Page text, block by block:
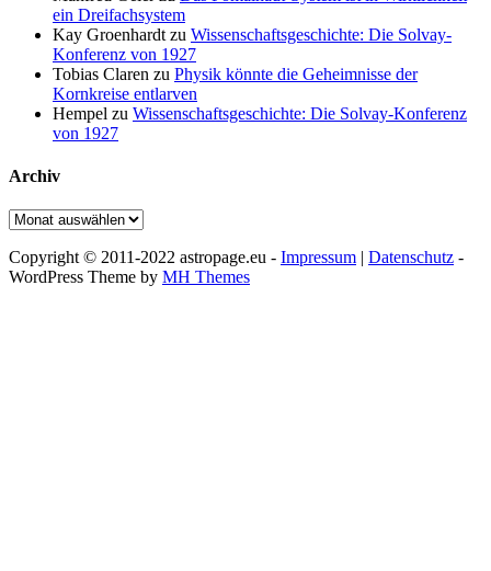
ein Dreifachsystem
Kay Groenhardt zu Wissenschaftsgeschichte: Die Solvay-
Konferenz von 1927
Tobias Claren zu Physik könnte die Geheimnisse der
Kornkreise entlarven
Hempel zu Wissenschaftsgeschichte: Die Solvay-Konferenz
von 1927
Archiv
Archiv
Copyright © 2011-2022 astropage.eu - Impressum | Datenschutz -
WordPress Theme by MH Themes